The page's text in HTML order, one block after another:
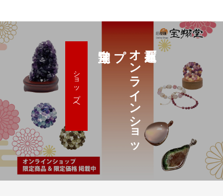
オ
ン
ラ
イ
ン
シ
ョ
ッ
プ
ショップへ